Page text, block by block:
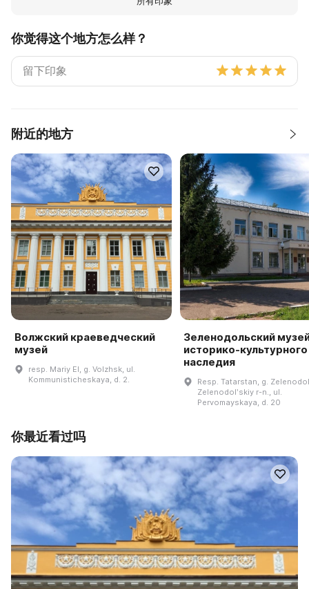
你觉得这个地方怎么样？
附近的地方
Волжский краеведческий
музей
resp. Mariy El, g. Volzhsk, ul.
Kommunisticheskaya, d. 2.
Зеленодольский
историко-культурного
наследия
Resp. Tatarstan, g.
Zelenodolʹskiy r-n., ul.
Pervomayskaya, d. 20
你最近看过吗